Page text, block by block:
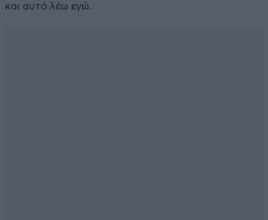
και αυτό λέω εγώ.